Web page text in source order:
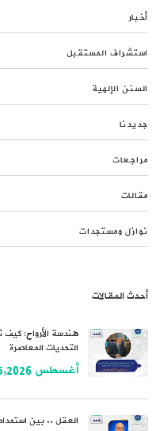
أخبار
استشراف المستقبل
السنن الإلهية
جديدنا
مراجعات
مقالات
نوازل ومستجدات
أحدث المقالات
هندسة الأرواح: كيف
التحديات المعاصرة
أغسطس 05,2026
العقل .. بين استمداد